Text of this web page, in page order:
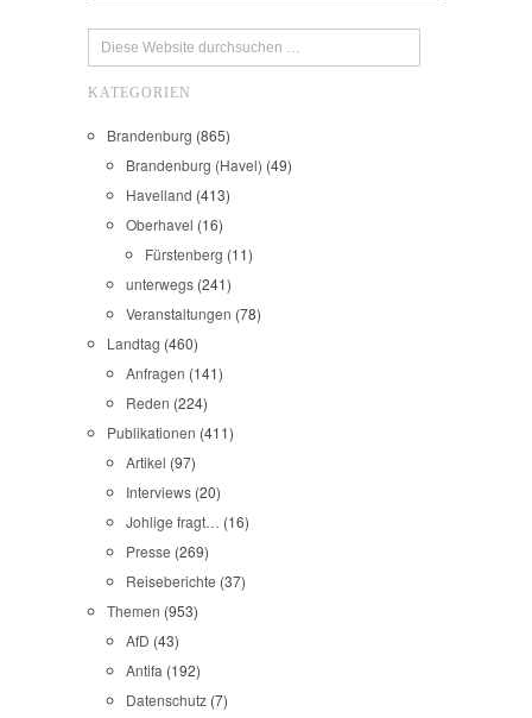
KATEGORIEN
Brandenburg (865)
Brandenburg (Havel) (49)
Havelland (413)
Oberhavel (16)
Fürstenberg (11)
unterwegs (241)
Veranstaltungen (78)
Landtag (460)
Anfragen (141)
Reden (224)
Publikationen (411)
Artikel (97)
Interviews (20)
Johlige fragt… (16)
Presse (269)
Reiseberichte (37)
Themen (953)
AfD (43)
Antifa (192)
Datenschutz (7)